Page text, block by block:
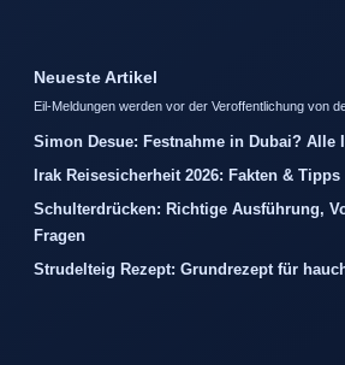
Neueste Artikel
Eil-Meldungen werden vor der Veroffentlichung von
Simon Desue: Festnahme in Dubai? Alle
Irak Reisesicherheit 2026: Fakten & Tipps
Schulterdrücken: Richtige Ausführung,
Fragen
Strudelteig Rezept: Grundrezept für